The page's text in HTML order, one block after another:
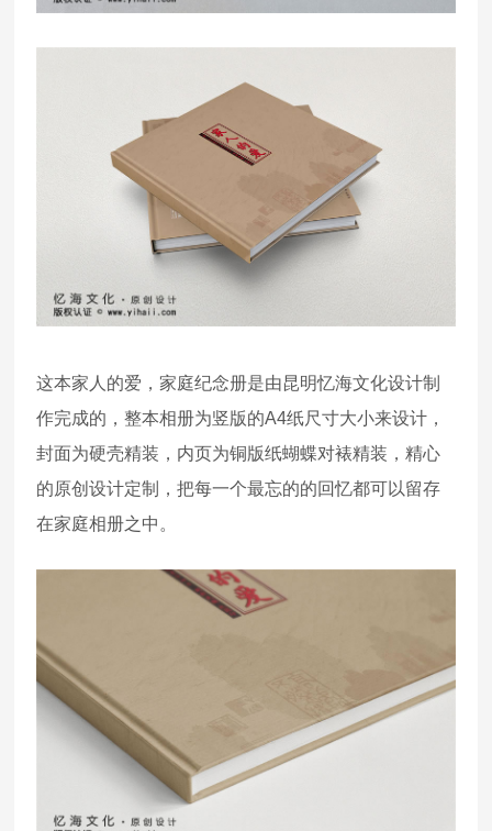
这本家人的爱，家庭纪念册是由昆明忆海文化设计制
作完成的，整本相册为竖版的A4纸尺寸大小来设计，
封面为硬壳精装，内页为铜版纸蝴蝶对裱精装，精心
的原创设计定制，把每一个最忘的的回忆都可以留存
在家庭相册之中。